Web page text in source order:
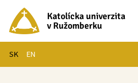
Katolícka univerzita
v Ružomberku
SK EN
Hlavné menu